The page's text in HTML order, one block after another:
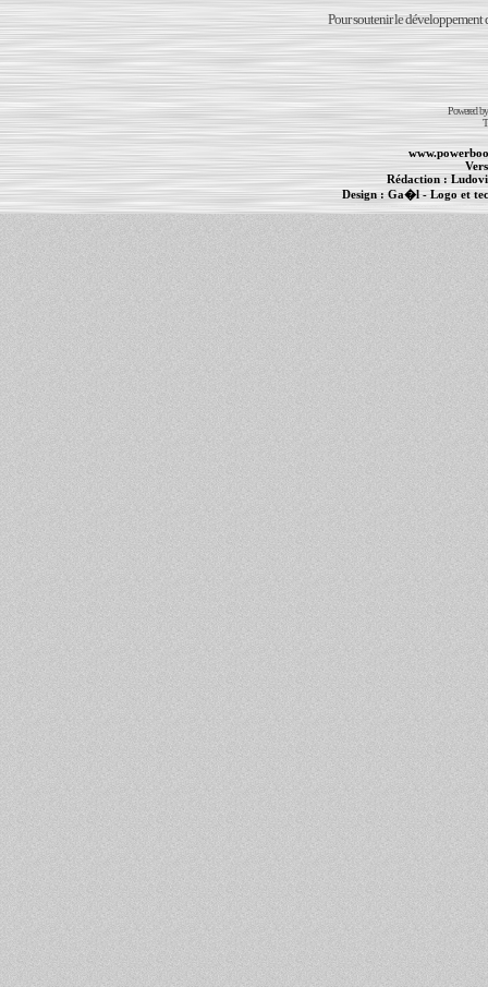
Pour soutenir le développement
Powered
Rédaction :
Design :Ga�l- Logo et
PowerBook